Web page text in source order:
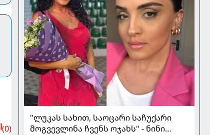
(0)
"ლუკას სახით, საოცარი საჩუქარი
მოგვევლინა ჩვენს ოჯახს" - ნინი